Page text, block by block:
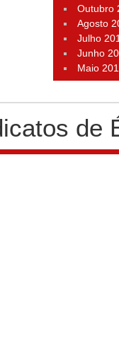
Outubro
Agosto
Julho
Junho
Maio
de